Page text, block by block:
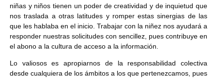
niñas y niños tienen un poder de creatividad y de inquietud que
nos traslada a otras latitudes y romper estas sinergias de las
que les hablaba en el inicio. Trabajar con la niñez nos ayudará a
responder nuestras solicitudes con sencillez, pues contribuye en
el abono a la cultura de acceso a la información.
Lo valiosos es apropiarnos de la responsabilidad colectiva
desde cualquiera de los ámbitos a los que pertenezcamos, pues